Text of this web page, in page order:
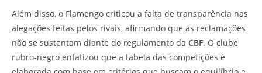
Além disso, o Flamengo criticou a falta de transparência nas
alegações feitas pelos rivais, afirmando que as reclamações
não se sustentam diante do regulamento da CBF. O clube
rubro-negro enfatizou que a tabela das competições é